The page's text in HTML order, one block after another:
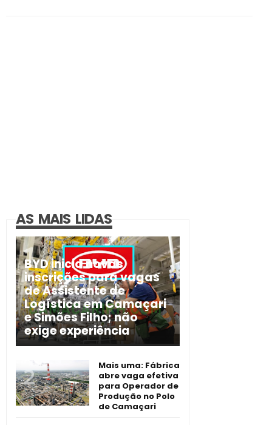
AS MAIS LIDAS
BYD inicia novas
inscrições para vagas
de Assistente de
Logística em Camaçari
e Simões Filho; não
exige experiência
Mais uma: Fábrica
abre vaga efetiva
para Operador de
Produção no Polo
de Camaçari